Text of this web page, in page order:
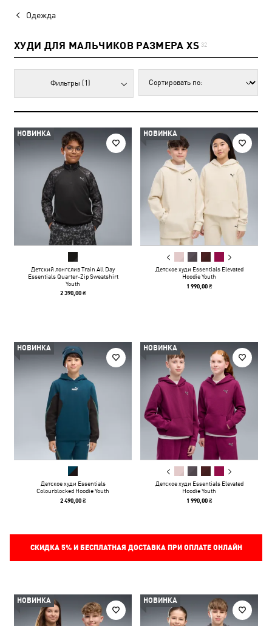
Одежда
ХУДИ ДЛЯ МАЛЬЧИКОВ РАЗМЕРА XS 32
Фильтры (1)
НОВИНКА
Детский лонгслив Train All Day
Essentials Quarter-Zip Sweatshirt
Youth
2 390,00 ₴
НОВИНКА
Детское худи Essentials Elevated
Hoodie Youth
1 990,00 ₴
НОВИНКА
Детское худи Essentials
Colourblocked Hoodie Youth
2 490,00 ₴
НОВИНКА
Детское худи Essentials Elevated
Hoodie Youth
1 990,00 ₴
СКИДКА 5%И БЕСПЛАТНАЯ ДОСТАВКА ПРИ ОПЛАТЕ ОНЛАЙН
НОВИНКА НОВИНКА